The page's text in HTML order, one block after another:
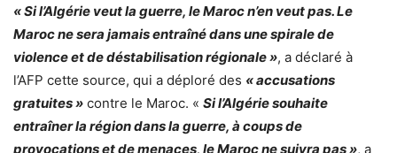
« Si l’Algérie veut la guerre, le Maroc n’en veut pas. Le
Maroc ne sera jamais entraîné dans une spirale de
violence et de déstabilisation régionale », a déclaré à
l’AFP cette source, qui a déploré des « accusations
gratuites » contre le Maroc. « Si l’Algérie souhaite
entraîner la région dans la guerre, à coups de
provocations et de menaces, le Maroc ne suivra pas », a